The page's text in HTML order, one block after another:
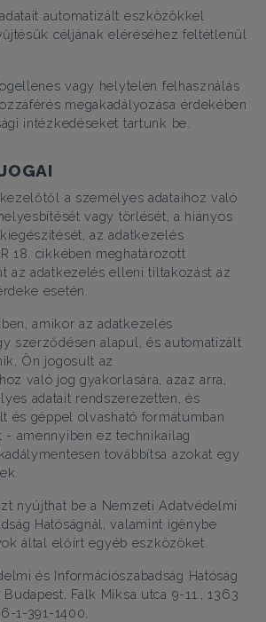
automatizált eszközökkel
céljának eléréséhez feltétlenül
vagy helytelen felhasználás
megakadályozása érdekében
intézkedéseket tartunk be.
a személyes adataihoz való
vagy törlését, a hiányos
az adatkezelés
18. cikkében meghatározott
az adatkezelés elleni tiltakozást az
esetén.
amikor az adatkezelés
szerződésen alapul, és automatizált
Ön jogosult az
való jog gyakorlására, azaz arra,
adatait rendszerezetten, és
és géppel olvasható formátumban
- amennyiben ez technikailag
továbbítsa azokat egy
nyújthat be a Nemzeti Adatvédelmi
Hatóságnál, valamint igénybe
által előírt egyéb eszközöket.
és Információszabadság Hatóság
Falk Miksa utca 9-11., 1363
1-391-1400,